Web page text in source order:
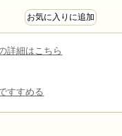
詳細はこちら
すすめる